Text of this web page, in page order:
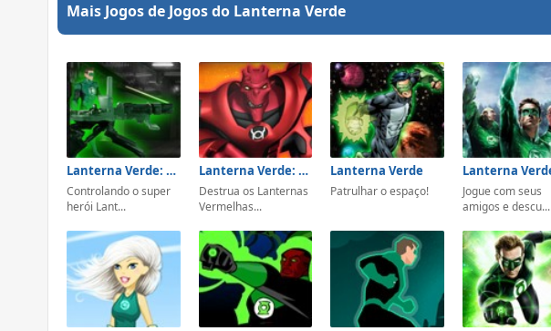
Mais Jogos de Jogos do Lanterna Verde
Lanterna Verde: Battle Shifters
Controlando o super
herói Lant...
Lanterna Verde: Ataque Vermelho
Destrua os Lanternas
Vermelhas...
Lanterna Verde
Patrulhar o espaço!
Jogue com seus
amigos e descu...